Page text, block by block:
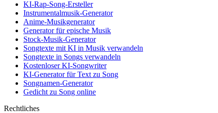
KI-Rap-Song-Ersteller
Instrumentalmusik-Generator
Anime-Musikgenerator
Generator für epische Musik
Stock-Musik-Generator
Songtexte mit KI in Musik verwandeln
Songtexte in Songs verwandeln
Kostenloser KI-Songwriter
KI-Generator für Text zu Song
Songnamen-Generator
Gedicht zu Song online
Rechtliches